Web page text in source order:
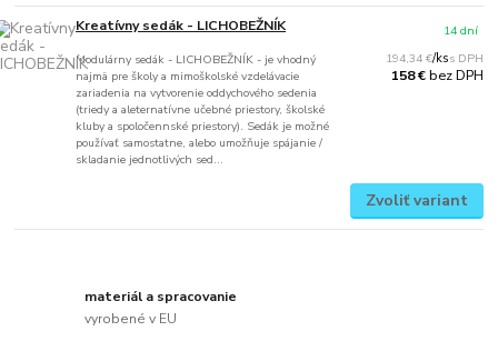
Kreatívny sedák - LICHOBEŽNÍK
Modulárny sedák - LICHOBEŽNÍK - je vhodný
najmä pre školy a mimoškolské vzdelávacie
zariadenia na vytvorenie oddychového sedenia
(triedy a aleternatívne učebné priestory, školské
kluby a spoločennské priestory). Sedák je možné
používať samostatne, alebo umožňuje spájanie /
skladanie jednotlivých sed...
194,34 €/ks
158 €bez DPH
14 dní
Zvoliť variant
materiál a spracovanie
vyrobené v EU